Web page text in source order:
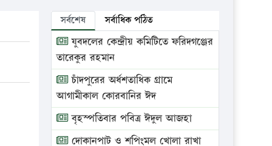
সর্বশেষ সর্বাধিক পঠিত
যুবদলের কেন্দ্রীয় কমিটিতে ফরিদগঞ্জের
তারেকুর রহমান
চাঁদপুরের অর্ধশতাধিক গ্রামে
আগামীকাল কোরবানির ঈদ
বৃহস্পতিবার পবিত্র ঈদুল আজহা
দোকানপাট ও শপিংমল খোলা রাখা